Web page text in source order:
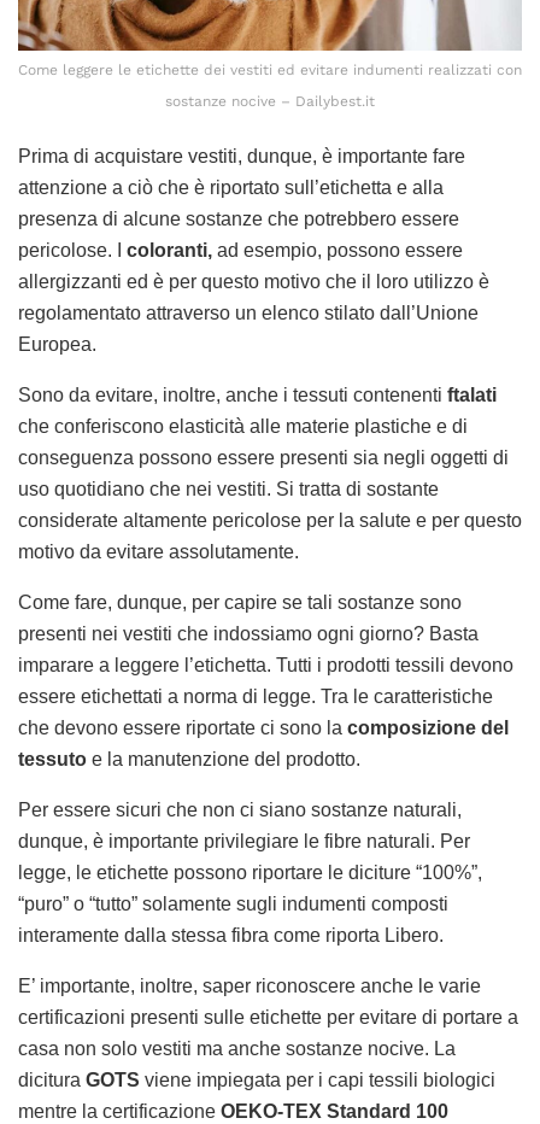
Come leggere le etichette dei vestiti ed evitare indumenti realizzati con
sostanze nocive – Dailybest.it
Prima di acquistare vestiti, dunque, è importante fare
attenzione a ciò che è riportato sull’etichetta e alla
presenza di alcune sostanze che potrebbero essere
pericolose. I coloranti, ad esempio, possono essere
allergizzanti ed è per questo motivo che il loro utilizzo è
regolamentato attraverso un elenco stilato dall’Unione
Europea.
Sono da evitare, inoltre, anche i tessuti contenenti ftalati
che conferiscono elasticità alle materie plastiche e di
conseguenza possono essere presenti sia negli oggetti di
uso quotidiano che nei vestiti. Si tratta di sostante
considerate altamente pericolose per la salute e per questo
motivo da evitare assolutamente.
Come fare, dunque, per capire se tali sostanze sono
presenti nei vestiti che indossiamo ogni giorno? Basta
imparare a leggere l’etichetta. Tutti i prodotti tessili devono
essere etichettati a norma di legge. Tra le caratteristiche
che devono essere riportate ci sono la composizione del
tessuto e la manutenzione del prodotto.
Per essere sicuri che non ci siano sostanze naturali,
dunque, è importante privilegiare le fibre naturali. Per
legge, le etichette possono riportare le diciture “100%”,
“puro” o “tutto” solamente sugli indumenti composti
interamente dalla stessa fibra come riporta Libero.
E’ importante, inoltre, saper riconoscere anche le varie
certificazioni presenti sulle etichette per evitare di portare a
casa non solo vestiti ma anche sostanze nocive. La
dicitura GOTS viene impiegata per i capi tessili biologici
mentre la certificazione OEKO-TEX Standard 100